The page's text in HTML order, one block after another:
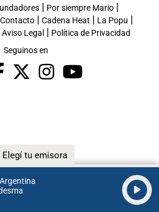
Elegí tu emisora
| Por siempre Mario|
Contacto| Cadena Heat | La Popu |
Aviso Legal | Política de Privacidad
Seguinos en